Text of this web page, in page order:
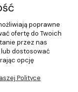
i dostawa
Pomoc
Moje konto
poprawne
ofertę do Twoich
przez nas
dostosować
opcję
Polityce